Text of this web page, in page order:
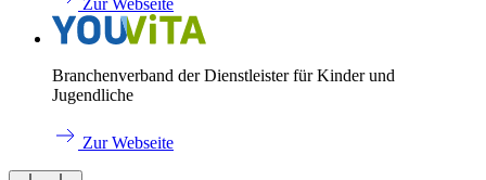
Zur Webseite
Branchenverband der Dienstleister für Kinder und
Jugendliche
Zur Webseite